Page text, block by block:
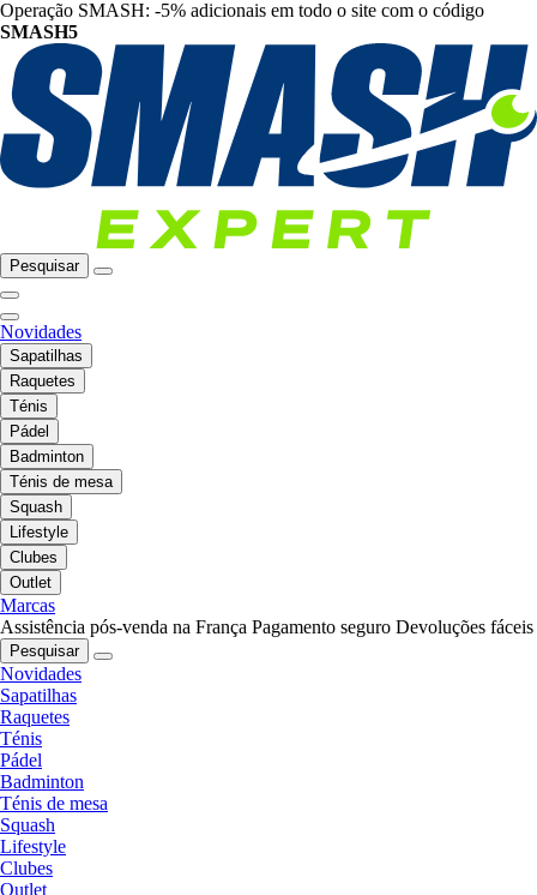
Operação SMASH: -5% adicionais em todo o site com o código
SMASH5
Pesquisar
Novidades
Sapatilhas
Raquetes
Ténis
Pádel
Badminton
Ténis de mesa
Squash
Lifestyle
Clubes
Outlet
Marcas
Assistência pós-venda na França Pagamento seguro Devoluções fáceis
Pesquisar
Novidades
Sapatilhas
Raquetes
Ténis
Pádel
Badminton
Ténis de mesa
Squash
Lifestyle
Clubes
Outlet